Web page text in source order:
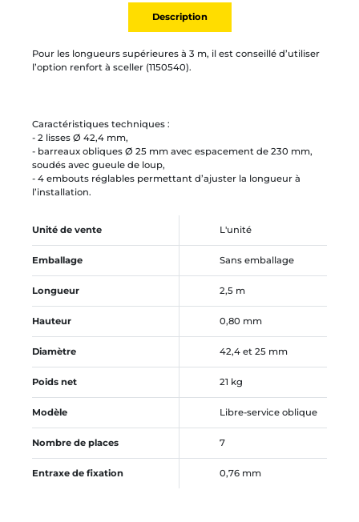
Description
Pour les longueurs supérieures à 3 m, il est conseillé d’utiliser
l’option renfort à sceller (1150540).
Caractéristiques techniques :
- 2 lisses Ø 42,4 mm,
- barreaux obliques Ø 25 mm avec espacement de 230 mm,
soudés avec gueule de loup,
- 4 embouts réglables permettant d’ajuster la longueur à
l’installation.
Unité de vente L'unité
Emballage Sans emballage
Longueur 2,5 m
Hauteur 0,80 mm
Diamètre 42,4 et 25 mm
Poids net 21 kg
Modèle Libre-service oblique
Nombre de places 7
Entraxe de fixation 0,76 mm